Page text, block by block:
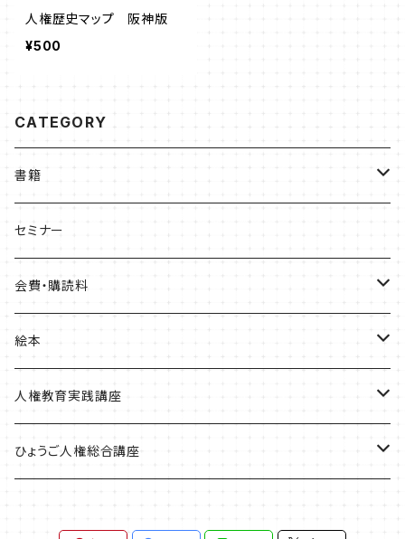
人権歴史マップ 阪神版
¥500
CATEGORY
書籍
ひょうご部落解放
人権歴史マップ
淡路・神戸増補版
播磨版
はじめてみよう！これからの部落問題学習
人権政策マップ報告書
セミナー
会費・購読料
正会員会費
特別会員会費
賛助会費
絵本
ともだちのにおい
かめたろう
人権教育実践講座
単体申込
ひょうご人権総合講座